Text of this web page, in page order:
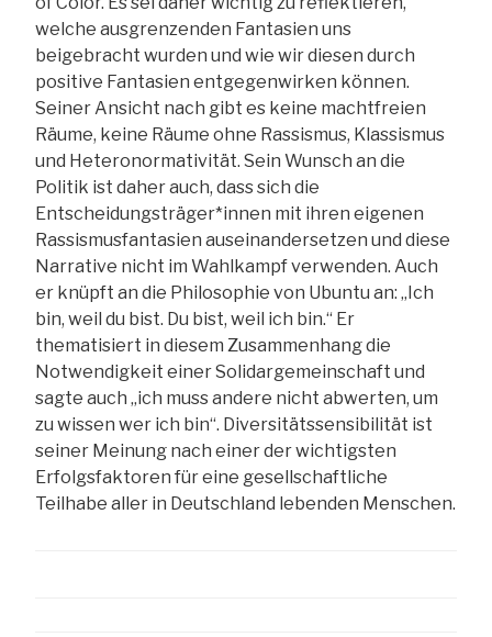
welche ausgrenzenden Fantasien uns
beigebracht wurden und wie wir diesen durch
positive Fantasien entgegenwirken können.
Seiner Ansicht nach gibt es keine machtfreien
Räume, keine Räume ohne Rassismus, Klassismus
und Heteronormativität. Sein Wunsch an die
Politik ist daher auch, dass sich die
Entscheidungsträger*innen mit ihren eigenen
Rassismusfantasien auseinandersetzen und diese
Narrative nicht im Wahlkampf verwenden. Auch
er knüpft an die Philosophie von Ubuntu an: „Ich
bin, weil du bist. Du bist, weil ich bin.“ Er
thematisiert in diesem Zusammenhang die
Notwendigkeit einer Solidargemeinschaft und
sagte auch „ich muss andere nicht abwerten, um
zu wissen wer ich bin“. Diversitätssensibilität ist
seiner Meinung nach einer der wichtigsten
Erfolgsfaktoren für eine gesellschaftliche
Teilhabe aller in Deutschland lebenden Menschen.